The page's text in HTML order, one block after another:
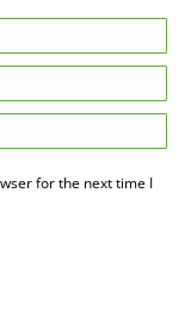
for the next time I